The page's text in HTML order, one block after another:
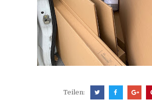
Teilen: